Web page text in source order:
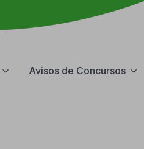
Avisos de Concursos